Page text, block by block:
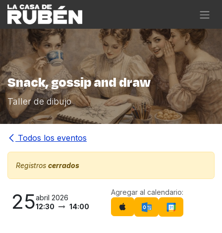
Ir al contenido
Snack, gossip and draw
Taller de dibujo
Todos los eventos
Registros cerrados
25abril 2026
12:30
14:00
Agregar al calendario: